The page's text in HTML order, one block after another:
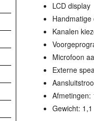
LCD display
Kanalen
Microfoon
Externe
Afmetingen:
Gewicht: 1,1